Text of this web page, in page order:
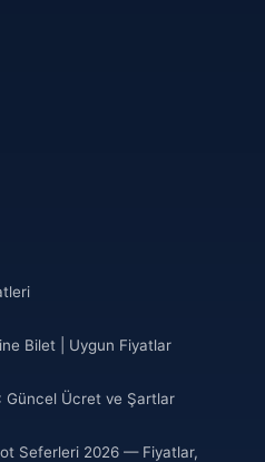
Bilet | Uygun Fiyatlar
Güncel Ücret ve Şartlar
Seferleri 2026 — Fiyatlar,